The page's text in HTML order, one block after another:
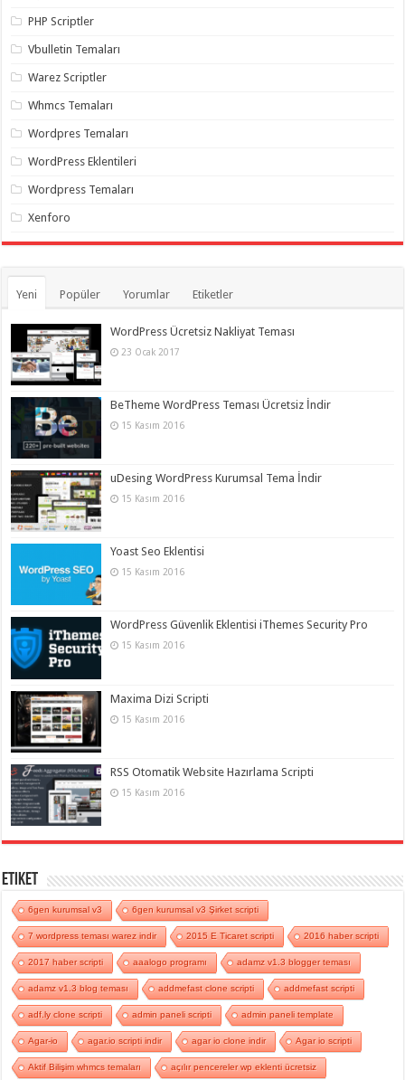
palyaço,
takipçi
twitter
hilesi ,
instagram
takipçi
hilesi
PHP Scriptler
Vbulletin Temaları
Warez Scriptler
Whmcs Temaları
Wordpres Temaları
WordPress Eklentileri
Wordpress Temaları
Xenforo
Yeni Popüler Yorumlar Etiketler
WordPress Ücretsiz Nakliyat Teması
23 Ocak 2017
BeTheme WordPress Teması Ücretsiz İndir
15 Kasım 2016
uDesing WordPress Kurumsal Tema İndir
15 Kasım 2016
Yoast Seo Eklentisi
15 Kasım 2016
WordPress Güvenlik Eklentisi iThemes Security Pro
15 Kasım 2016
Maxima Dizi Scripti
15 Kasım 2016
RSS Otomatik Website Hazırlama Scripti
15 Kasım 2016
Etiket
6gen kurumsal v3 6gen kurumsal v3 Şirket scripti
7 wordpress teması warez indir 2015 E Ticaret scripti 2016 haber scripti
2017 haber scripti aaalogo programı adamz v1.3 blogger teması
adamz v1.3 blog teması addmefast clone scripti addmefast scripti
adf.ly clone scripti admin paneli scripti admin paneli template
Agar-io agar.io scripti indir agar io clone indir Agar io scripti
Aktif Bilişim whmcs temaları açılır pencereler wp eklenti ücretsiz